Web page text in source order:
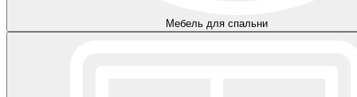
Мебель для спальни